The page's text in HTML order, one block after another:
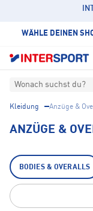
WÄHLE DEINEN
Wonach suchst du?
Kleidung Anzüge &
ANZÜGE &
BODIES & OVERALLS